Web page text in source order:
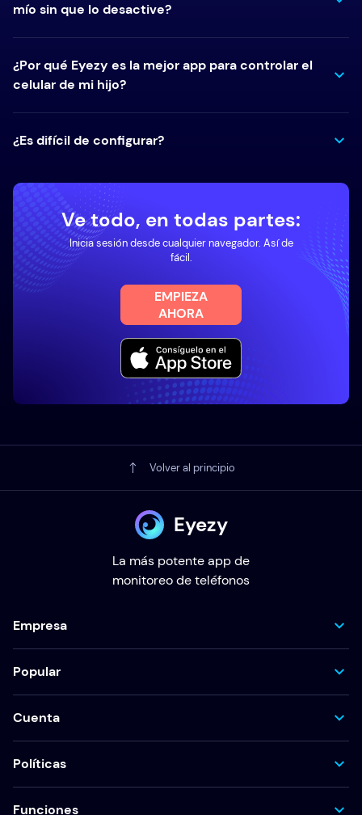
mío sin que lo desactive?
¿Por qué Eyezy es la mejor app para controlar el
celular de mi hijo?
¿Es difícil de configurar?
Ve todo, en todas partes:
Inicia sesión desde cualquier navegador. Así de
fácil.
EMPIEZA
AHORA
Volver al principio
Eyezy
La más potente app de
monitoreo de teléfonos
Empresa
Popular
Cuenta
Políticas
Funciones